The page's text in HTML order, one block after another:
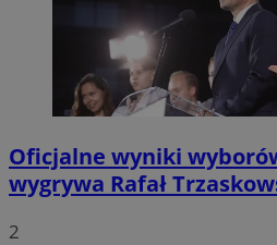
Oficjalne wyniki
wygrywa Rafał
2